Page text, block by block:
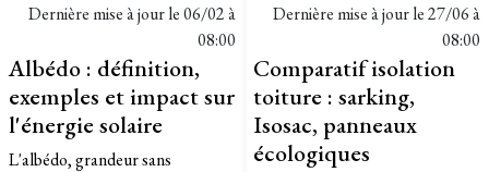
Dernière mise à jour le06/02 à
08:00
Albédo : définition,
exemples et impact sur
l'énergie solaire
L'albédo, grandeur sans
Dernière mise à jour le27/06 à
08:00
Comparatif isolation
toiture : sarking,
Isosac, panneaux
écologiques